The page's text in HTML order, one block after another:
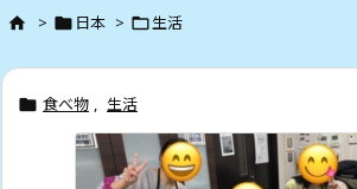
 >  日本 > 生活
 食べ物 生活